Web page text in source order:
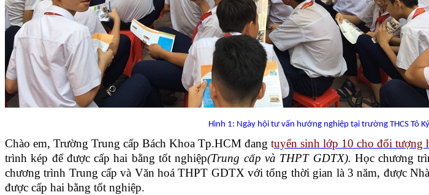
Hình 1: Ngày hội tư vấn hướng nghiệp tại trường THCS Tô Ký
Chào em, Trường Trung cấp Bách Khoa Tp.HCM đang tuyển sinh lớp 10 cho đối tượng
trình kép để được cấp hai bằng tốt nghiệp(Trung cấp và THPT GDTX). Học chương
chương trình Trung cấp và Văn hoá THPT GDTX với tổng thời gian là 3 năm, được
được cấp hai bằng tốt nghiệp.